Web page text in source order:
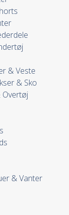
& Veste
& Sko
& Vanter